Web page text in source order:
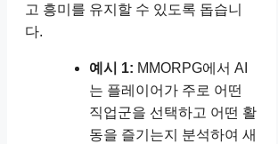
고 흥미를 유지할 수 있도록 돕습니
다.
예시 1: MMORPG에서 AI
는 플레이어가 주로 어떤
직업군을 선택하고 어떤 활
동을 즐기는지 분석하여 새